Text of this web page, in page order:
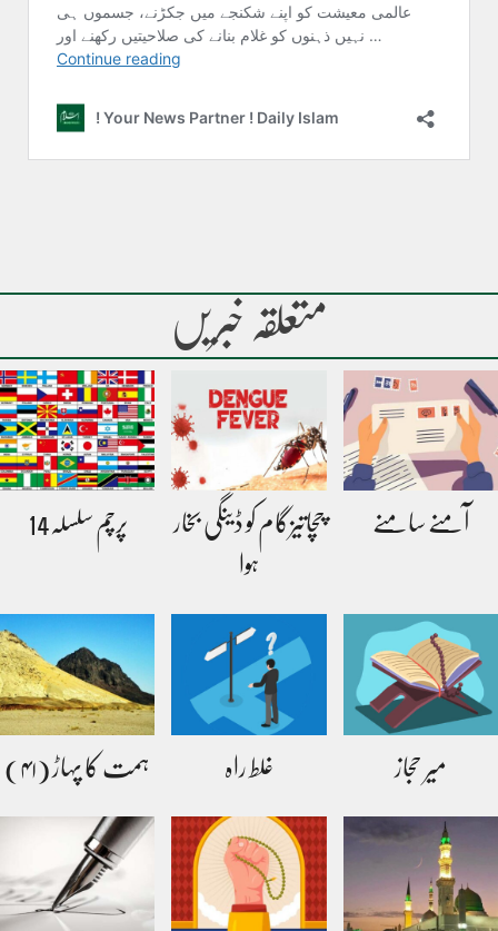
متعلقہ خبریں
آمنے سامنے
چچاتیزگام کو ڈینگی بخار
ہوا
پرچم سلسلہ14
میر حجاز غلط راہ ہمت کا پہاڑ (۴۱)